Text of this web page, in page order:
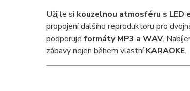
Užijte si kouzelnou atmosféru s LED
propojení dalšího reproduktoru pro
podporuje formáty MP3 a WAV.
zábavy nejen během vlastníKARAOKE.